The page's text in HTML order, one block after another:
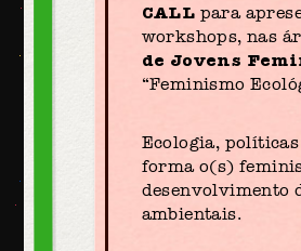
CALL para
workshops, nas
de Jovens
“Feminismo
Ecologia,
forma o(s)
desenvolvimento
ambientais.